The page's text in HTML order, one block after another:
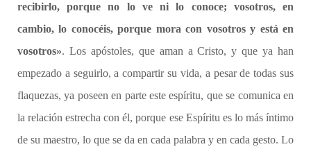
recibirlo, porque no lo ve ni lo conoce; vosotros, en
cambio, lo conocéis, porque mora con vosotros y está en
vosotros». Los apóstoles, que aman a Cristo, y que ya han
empezado a seguirlo, a compartir su vida, a pesar de todas sus
flaquezas, ya poseen en parte este espíritu, que se comunica en
la relación estrecha con él, porque ese Espíritu es lo más íntimo
de su maestro, lo que se da en cada palabra y en cada gesto. Lo